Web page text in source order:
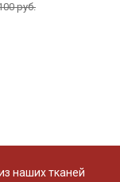
руб.
наших тканей